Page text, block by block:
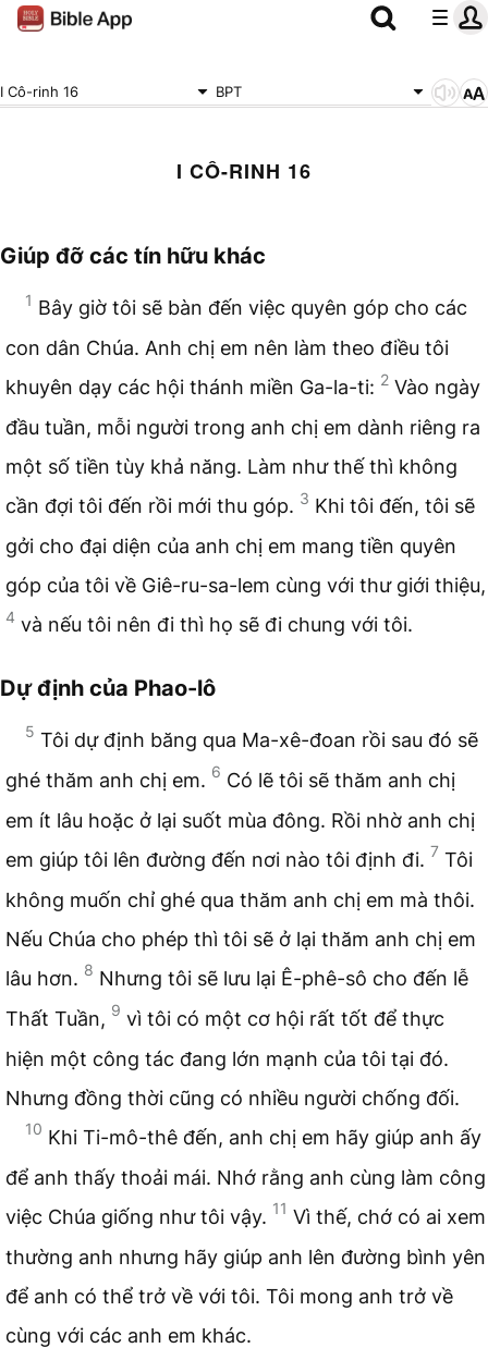
I Cô-rinh 16 BPT
I CÔ-RINH 16
Giúp đỡ các tín hữu khác
1 Bây giờ tôi sẽ bàn đến việc quyên góp cho các
con dân Chúa. Anh chị em nên làm theo điều tôi
khuyên dạy các hội thánh miền Ga-la-ti: 2 Vào ngày
đầu tuần, mỗi người trong anh chị em dành riêng ra
một số tiền tùy khả năng. Làm như thế thì không
cần đợi tôi đến rồi mới thu góp. 3 Khi tôi đến, tôi sẽ
gởi cho đại diện của anh chị em mang tiền quyên
góp của tôi về Giê-ru-sa-lem cùng với thư giới thiệu,
4 và nếu tôi nên đi thì họ sẽ đi chung với tôi.
Dự định của Phao-lô
5 Tôi dự định băng qua Ma-xê-đoan rồi sau đó sẽ
ghé thăm anh chị em. 6 Có lẽ tôi sẽ thăm anh chị
em ít lâu hoặc ở lại suốt mùa đông. Rồi nhờ anh chị
em giúp tôi lên đường đến nơi nào tôi định đi. 7 Tôi
không muốn chỉ ghé qua thăm anh chị em mà thôi.
Nếu Chúa cho phép thì tôi sẽ ở lại thăm anh chị em
lâu hơn. 8 Nhưng tôi sẽ lưu lại Ê-phê-sô cho đến lễ
Thất Tuần, 9 vì tôi có một cơ hội rất tốt để thực
hiện một công tác đang lớn mạnh của tôi tại đó.
Nhưng đồng thời cũng có nhiều người chống đối.
10 Khi Ti-mô-thê đến, anh chị em hãy giúp anh ấy
để anh thấy thoải mái. Nhớ rằng anh cùng làm công
việc Chúa giống như tôi vậy. 11 Vì thế, chớ có ai xem
thường anh nhưng hãy giúp anh lên đường bình yên
để anh có thể trở về với tôi. Tôi mong anh trở về
cùng với các anh em khác.